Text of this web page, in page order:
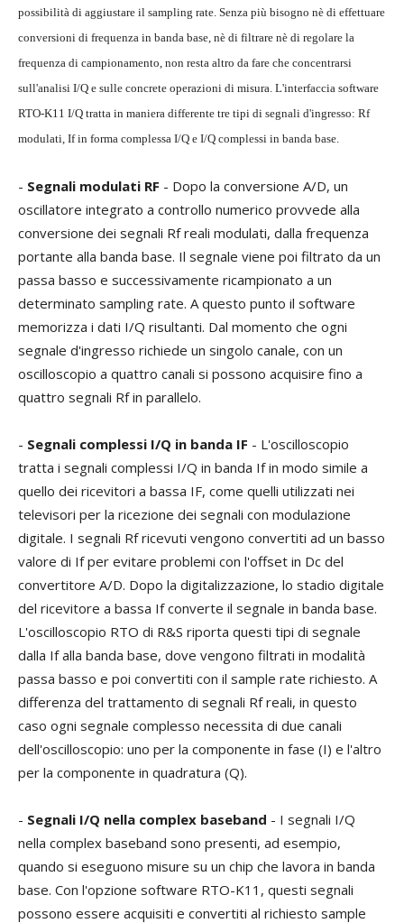
possibilità di aggiustare il sampling rate. Senza più bisogno nè di effettuare
conversioni di frequenza in banda base, nè di filtrare nè di regolare la
frequenza di campionamento, non resta altro da fare che concentrarsi
sull'analisi I/Q e sulle concrete operazioni di misura. L'interfaccia software
RTO-K11 I/Q tratta in maniera differente tre tipi di segnali d'ingresso: Rf
modulati, If in forma complessa I/Q e I/Q complessi in banda base.
- Segnali modulati RF - Dopo la conversione A/D, un
oscillatore integrato a controllo numerico provvede alla
conversione dei segnali Rf reali modulati, dalla frequenza
portante alla banda base. Il segnale viene poi filtrato da un
passa basso e successivamente ricampionato a un
determinato sampling rate. A questo punto il software
memorizza i dati I/Q risultanti. Dal momento che ogni
segnale d'ingresso richiede un singolo canale, con un
oscilloscopio a quattro canali si possono acquisire fino a
quattro segnali Rf in parallelo.
- Segnali complessi I/Q in banda IF - L'oscilloscopio
tratta i segnali complessi I/Q in banda If in modo simile a
quello dei ricevitori a bassa IF, come quelli utilizzati nei
televisori per la ricezione dei segnali con modulazione
digitale. I segnali Rf ricevuti vengono convertiti ad un basso
valore di If per evitare problemi con l'offset in Dc del
convertitore A/D. Dopo la digitalizzazione, lo stadio digitale
del ricevitore a bassa If converte il segnale in banda base.
L'oscilloscopio RTO di R&S riporta questi tipi di segnale
dalla If alla banda base, dove vengono filtrati in modalità
passa basso e poi convertiti con il sample rate richiesto. A
differenza del trattamento di segnali Rf reali, in questo
caso ogni segnale complesso necessita di due canali
dell'oscilloscopio: uno per la componente in fase (I) e l'altro
per la componente in quadratura (Q).
- Segnali I/Q nella complex baseband - I segnali I/Q
nella complex baseband sono presenti, ad esempio,
quando si eseguono misure su un chip che lavora in banda
base. Con l'opzione software RTO-K11, questi segnali
possono essere acquisiti e convertiti al richiesto sample